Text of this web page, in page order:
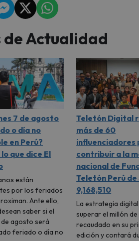
de Actualidad
7 de agosto
o día no
en Perú?
que dice El
están
por los feriados
Ante ello,
saber si el
agosto será
feriado o día no
Teletón Digital
más de 60
influenciadores
contribuir a la
nacional de
Teletón Perú de
9,168,510
La estrategia
superar el millón de
recaudado en su
edición y contará